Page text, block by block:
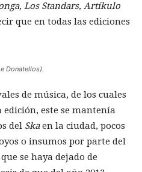
Los Standars, Artíkulo
que en todas las ediciones
Donatellos).
de música, de los cuales
este se mantenía
del Skaen la ciudad, pocos
o insumos por parte del
se haya dejado de